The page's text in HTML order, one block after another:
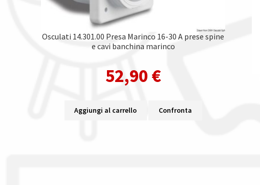
Osculati 14.301.00 Presa Marinco 16-30 A prese spine
e cavi banchina marinco
52,90 €
Aggiungi al carrello Confronta